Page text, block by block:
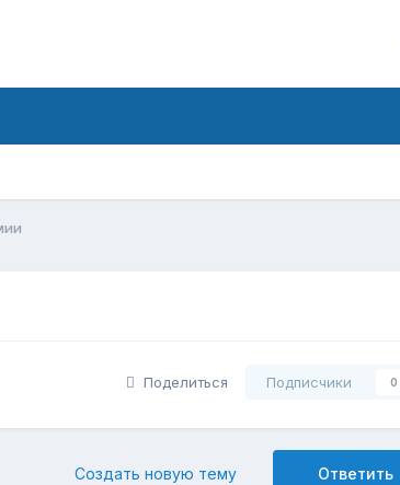
Поделиться Подписчики 0
Ответить
Создать новую тему